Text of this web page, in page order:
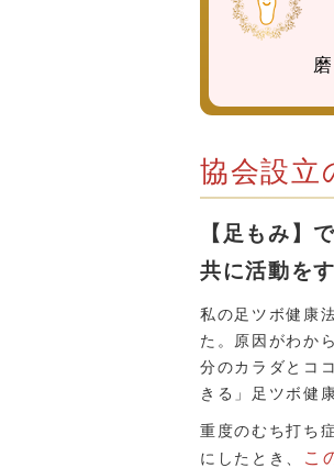
協会設立
【足もみ】
共に活動を
私の足ツボ健康
た。原因がわか
分のカラダとコ
きる」足ツボ健
重度のむち打ち
にしたとき、
こ